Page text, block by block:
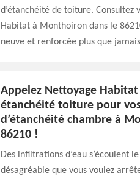
d’étanchéité de toiture.
Habitat à Monthoiron dans le
neuve et renforcée plus que
Appelez Nettoyage
étanchéité toiture pour
d’étanchéité chambre à
86210 !
Des infiltrations d’eau s’écoulent
désagréable que vous voulez